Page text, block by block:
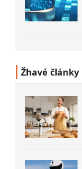
Žhavé články